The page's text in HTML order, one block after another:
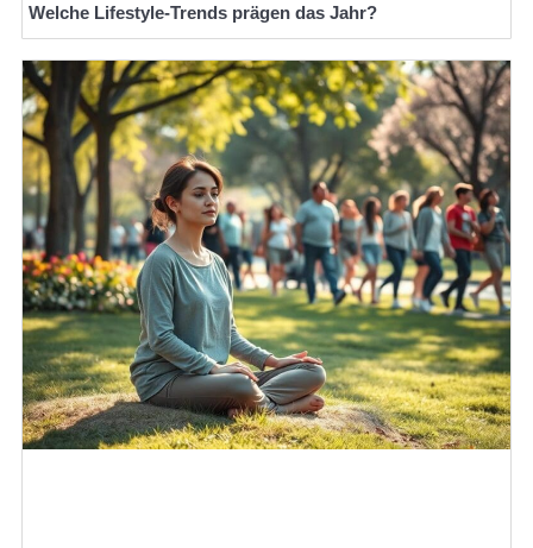
Welche Lifestyle-Trends prägen das Jahr?